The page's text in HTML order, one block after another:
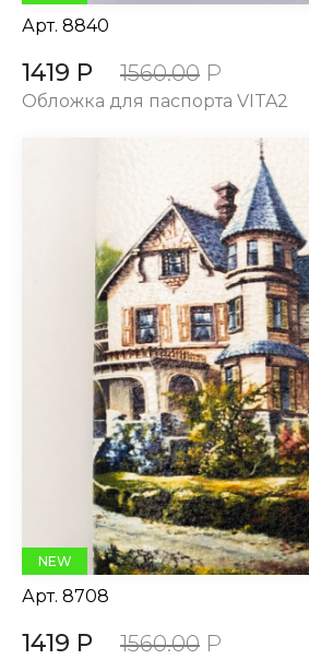
Арт. 8840
1419 Р 1560.00 Р
Обложка для паспорта VITA2
NEW
Арт. 8708
1419 Р 1560.00 Р